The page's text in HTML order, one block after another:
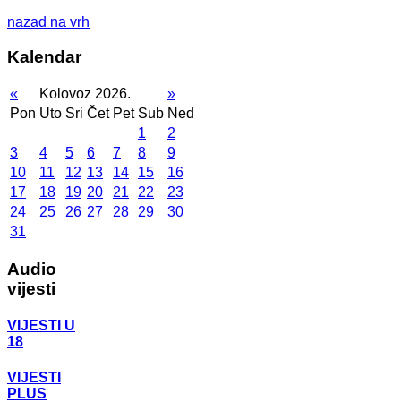
nazad na vrh
Kalendar
« Kolovoz 2026.
»
Pon Uto Sri Čet Pet Sub Ned
1
2
3
4 5 6 7 8
9
10
11 12 13 14 15
16
17
18 19 20 21 22
23
24
25 26 27 28 29
30
31
Audio
vijesti
VIJESTI U
18
VIJESTI
PLUS